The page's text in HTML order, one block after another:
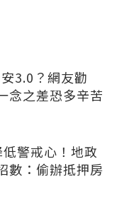
3.0？網友勸
念之差恐多辛苦
警戒心！地政
數：偷辦抵押房